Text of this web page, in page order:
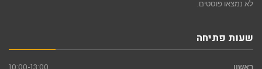
לא נמצאו פוסטים.
שעות פתיחה
ראשון 10:00-13:00